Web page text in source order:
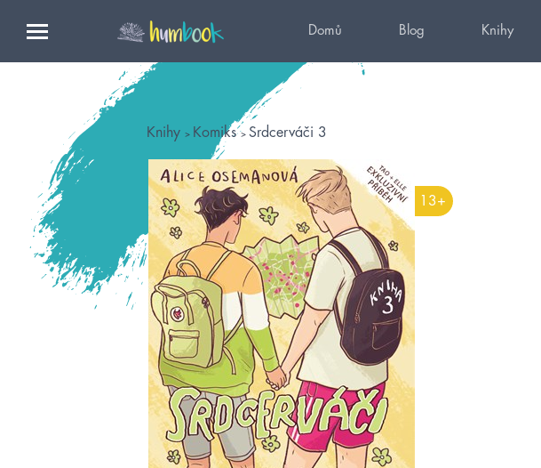
Domů Blog Knihy
Knihy Komiks Srdcerváči 3
13+